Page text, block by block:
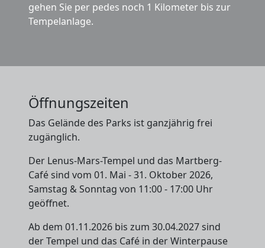
gehen Sie per pedes noch 1 Kilometer bis zur
Tempelanlage.
Öffnungszeiten
Das Gelände des Parks ist ganzjährig frei
zugänglich.
Der Lenus-Mars-Tempel und das Martberg-
Café sind vom 01. Mai - 31. Oktober 2026,
Samstag & Sonntag von 11:00 - 17:00 Uhr
geöffnet.
Ab dem 01.11.2026 bis zum 30.04.2027 sind
der Tempel und das Café in der Winterpause